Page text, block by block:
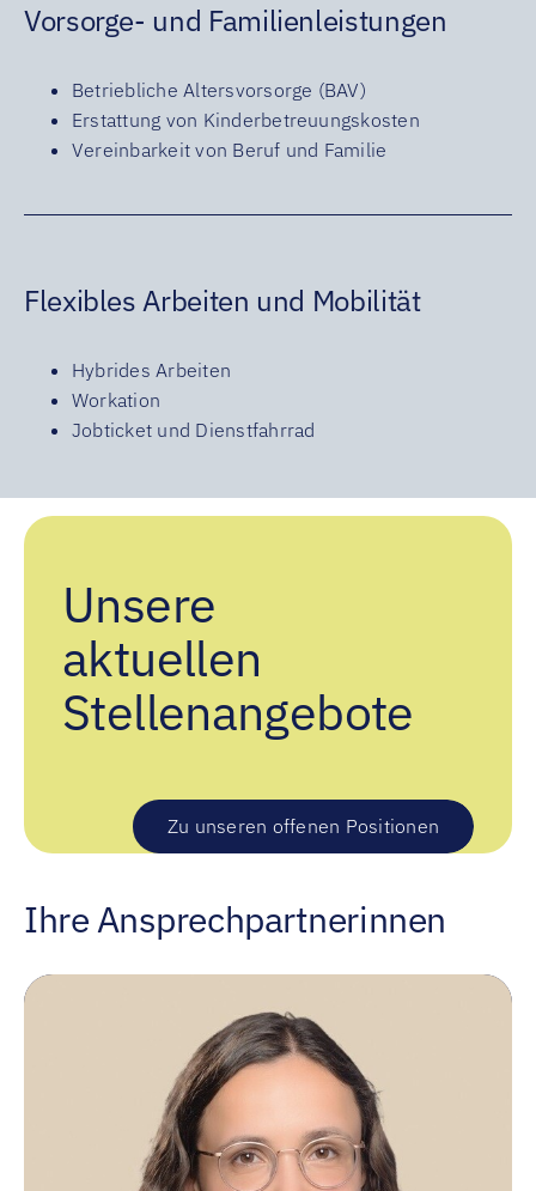
Vorsorge- und Familienleistungen
Betriebliche Altersvorsorge (BAV)
Erstattung von Kinderbetreuungskosten
Vereinbarkeit von Beruf und Familie
Flexibles Arbeiten und Mobilität
Hybrides Arbeiten
Workation
Jobticket und Dienstfahrrad
Unsere
aktuellen
Stellenangebote
Zu unseren offenen Positionen
Ihre Ansprechpartnerinnen